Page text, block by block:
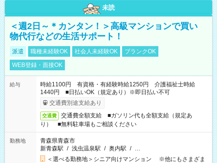
未読
＜週2日～＊カンタン！＞高級マンションで買い
物代行などの生活サポート！
派遣 職種未経験OK 社会人未経験OK
ブランクOK
WEB登録・面接OK
給与
時給1100円 有資格・有経験時給1250円 介護福祉士時給
1440円 ■日払いOK（規定あり）※即日払い不可
交通費別途支給あり
交通費
交通費全額支給 ■ガソリン代も全額支給（規定あ
り） ■無料駐車場もご相談ください
勤務地
青森県青森市
新青森駅 / 浅虫温泉駅 / 奥内駅 / …
＜選べる勤務地＞シニア向けマンション ※他にもさまざま